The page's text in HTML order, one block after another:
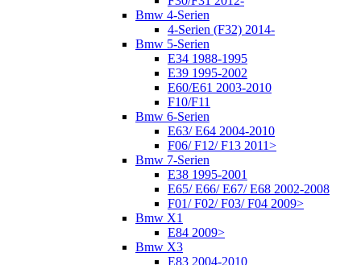
Bmw 4-Serien
4-Serien (F32) 2014-
Bmw 5-Serien
E34 1988-1995
E39 1995-2002
E60/E61 2003-2010
F10/F11
Bmw 6-Serien
E63/ E64 2004-2010
F06/ F12/ F13 2011>
Bmw 7-Serien
E38 1995-2001
E65/ E66/ E67/ E68 2002-2008
F01/ F02/ F03/ F04 2009>
Bmw X1
E84 2009>
Bmw X3
E83 2004-2010